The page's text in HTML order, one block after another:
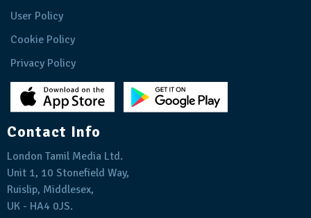
User Policy
Cookie Policy
Privacy Policy
Contact Info
London Tamil Media Ltd.
Unit 1, 10 Stonefield Way,
Ruislip, Middlesex,
UK - HA4 0JS.